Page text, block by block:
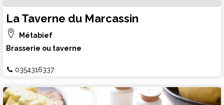
La Taverne du Marcassin
Métabief
Brasserie ou taverne
0354316337